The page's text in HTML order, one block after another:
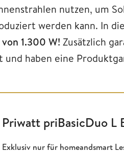
nutzen, um
werden kann. In
1.300 W! Zusätzlich
und haben eine
Priwatt priBasicDuo L
Exklusiv nur für homeandsmart